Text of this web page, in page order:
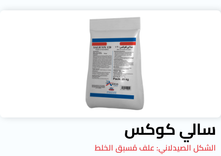
سالي كوكس
الشكل الصيدلاني: علف مُسبق الخلط